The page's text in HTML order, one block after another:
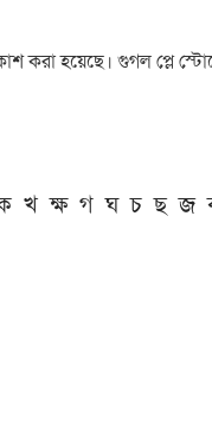
করা হয়েছে। গুগল প্লে
খ ক্ষ গ ঘ চ ছ জ